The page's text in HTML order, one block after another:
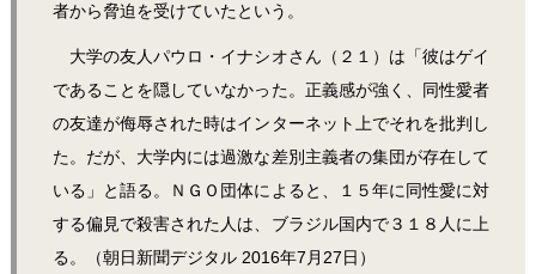
者から脅迫を受けていたという。
大学の友人パウロ・イナシオさん（２１）は「彼はゲイ
であることを隠していなかった。正義感が強く、同性愛者
の友達が侮辱された時はインターネット上でそれを批判し
た。だが、大学内には過激な差別主義者の集団が存在して
いる」と語る。ＮＧＯ団体によると、１５年に同性愛に対
する偏見で殺害された人は、ブラジル国内で３１８人に上
る。（朝日新聞デジタル 2016年7月27日）